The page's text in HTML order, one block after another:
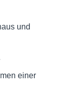
und
einer